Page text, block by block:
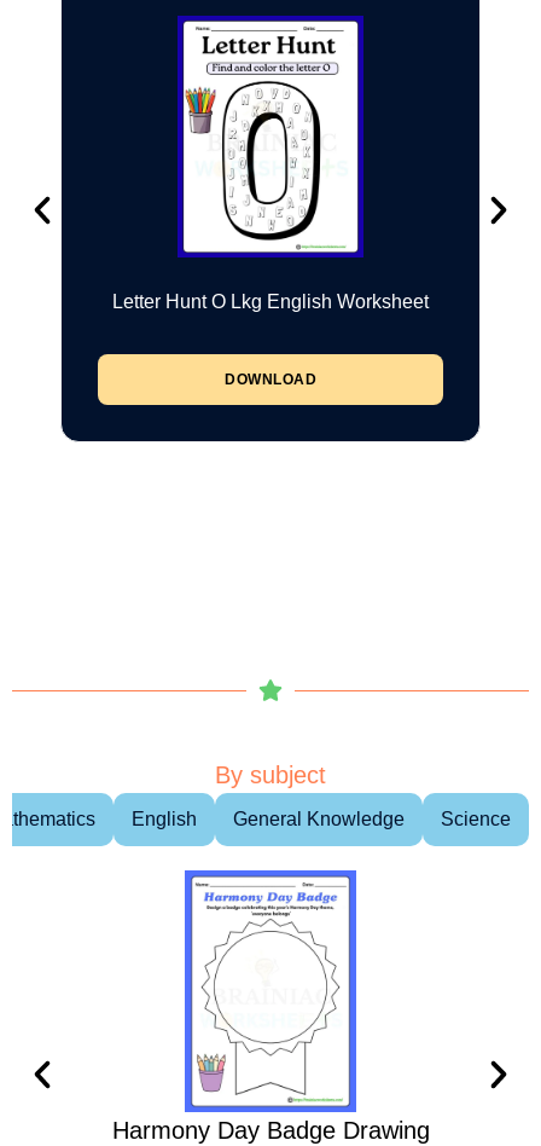
Letter Hunt O Lkg English Worksheet
DOWNLOAD
By subject
English General Knowledge Science
Harmony Day Badge Drawing